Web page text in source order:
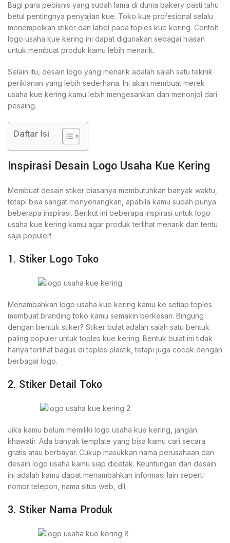
Bagi para pebisnis yang sudah lama di dunia bakery pasti tahu
betul pentingnya penyajian kue. Toko kue profesional selalu
menempelkan stiker dan label pada toples kue kering. Contoh
logo usaha kue kering ini dapat digunakan sebagai hiasan
untuk membuat produk kamu lebih menarik.
Selain itu, desain logo yang menarik adalah salah satu teknik
periklanan yang lebih sederhana. Ini akan membuat merek
usaha kue kering kamu lebih mengesankan dan menonjol dari
pesaing.
Daftar Isi
Inspirasi Desain Logo Usaha Kue Kering
Membuat desain stiker biasanya membutuhkan banyak waktu,
tetapi bisa sangat menyenangkan, apabila kamu sudah punya
beberapa inspirasi. Berikut ini beberapa inspirasi untuk logo
usaha kue kering kamu agar produk terlihat menarik dan tentu
saja populer!
1. Stiker Logo Toko
Menambahkan logo usaha kue kering kamu ke setiap toples
membuat branding toko kamu semakin berkesan. Bingung
dengan bentuk stiker? Stiker bulat adalah salah satu bentuk
paling populer untuk toples kue kering. Bentuk bulat ini tidak
hanya terlihat bagus di toples plastik, tetapi juga cocok dengan
berbagai logo.
2. Stiker Detail Toko
Jika kamu belum memiliki logo usaha kue kering, jangan
khawatir. Ada banyak template yang bisa kamu cari secara
gratis atau berbayar. Cukup masukkan nama perusahaan dan
desain logo usaha kamu siap dicetak. Keuntungan dari desain
ini adalah kamu dapat menambahkan informasi lain seperti
nomor telepon, nama situs web, dll.
3. Stiker Nama Produk